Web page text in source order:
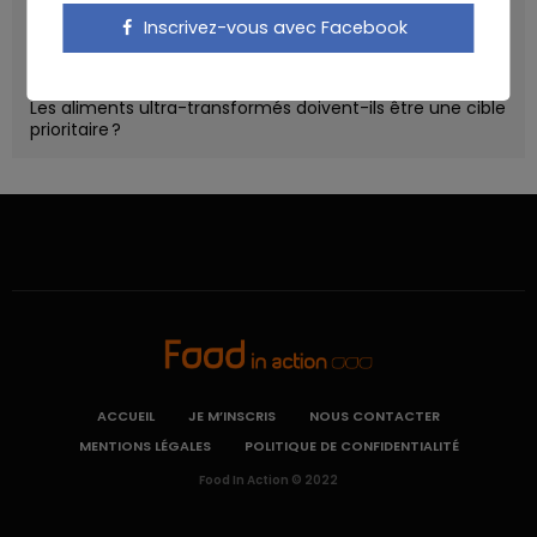
Un microbiote sain, c’est bien, mais c’est quoi ?
Poisson, contaminants et oméga-3 : quelles
Les aliments ultra-transformés doivent-ils être une cible
prioritaire ?
Inscrivez-vous avec Facebook
ACCUEIL JE M’INSCRIS
NOUS CONTACTER
MENTIONS LÉGALES
POLITIQUE DE CONFIDENTIALITÉ
Food In Action © 2022